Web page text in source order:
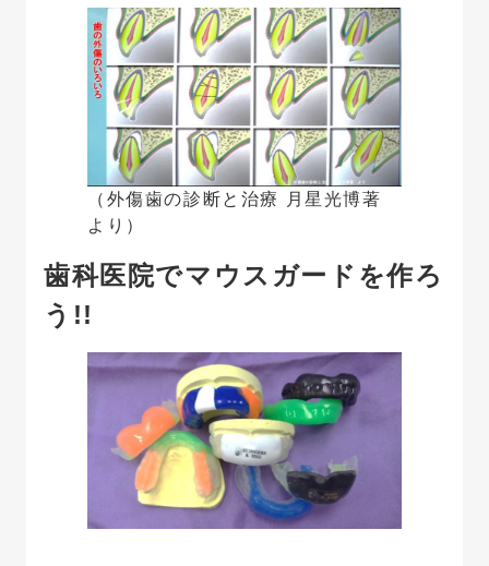
（外傷歯の診断と治療 月星光博著
より）
歯科医院でマウスガードを作ろ
う!!